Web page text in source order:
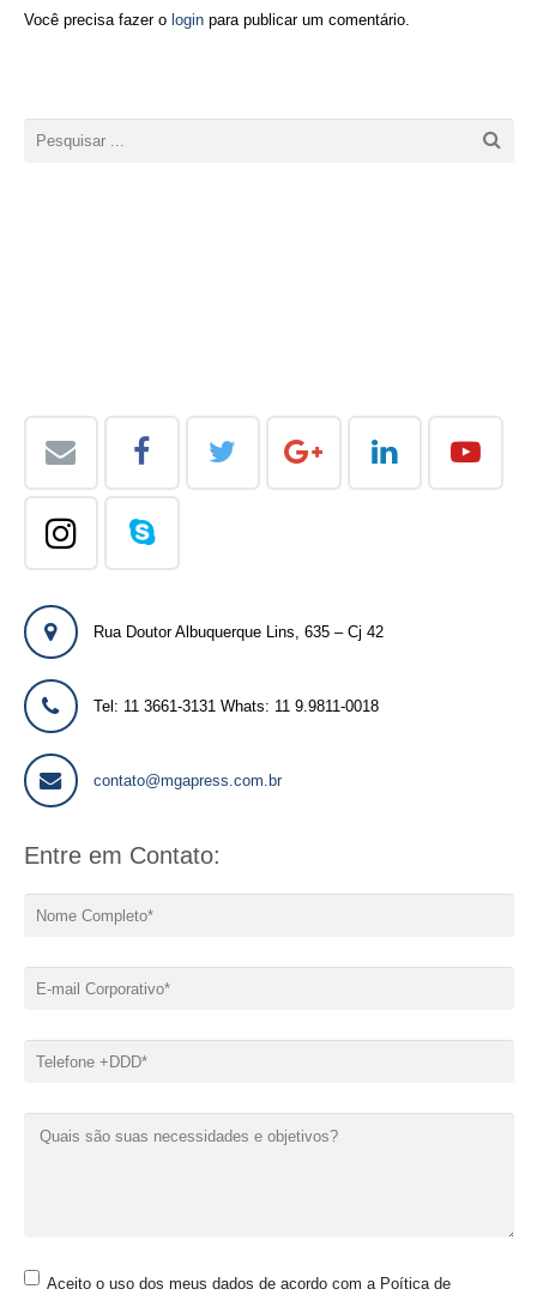
Você precisa fazer o loginpara publicar um comentário.
Rua Doutor Albuquerque Lins, 635 – Cj 42
Tel: 11 3661-3131 Whats: 11 9.9811-0018
contato@mgapress.com.br
Entre em Contato:
Aceito o uso dos meus dados de acordo com a Poítica de